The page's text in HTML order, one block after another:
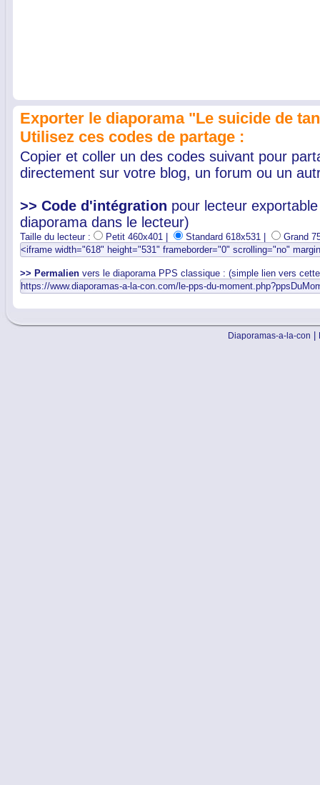
Exporter le diaporama "Le suicide de
Utilisez ces codes de partage :
Copier et coller un des codes suivant pour
directement sur votre blog, un forum ou un
>> Code d'intégration pour lecteur
diaporama dans le lecteur)
Taille du lecteur : Petit 460x401 | Standard 618x531 | Grand
>> Permalien vers le diaporama PPS classique : (simple lien vers
Diaporamas-a-la-con